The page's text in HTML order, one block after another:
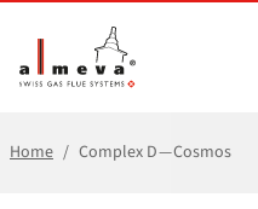
Home Complex D — Cosmos